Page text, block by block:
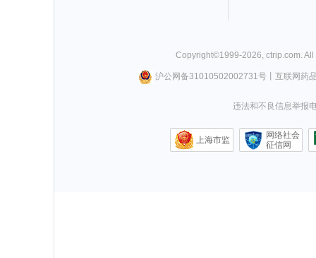
Copyright©1999-2026 ctrip.com .
沪公网备31010502002731号丨 互联网药
违法和不良信息举报
上海市监
网络社会
征信网